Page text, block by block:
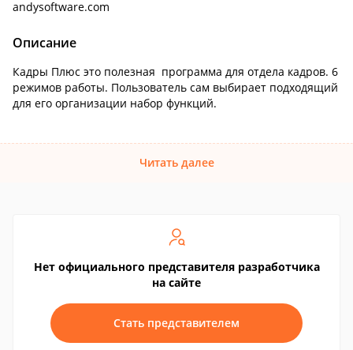
andysoftware.com
Описание
Кадры Плюс это полезная программа для отдела кадров. 6
режимов работы. Пользователь сам выбирает подходящий
для его организации набор функций.
Читать далее
Нет официального представителя разработчика
на сайте
Стать представителем